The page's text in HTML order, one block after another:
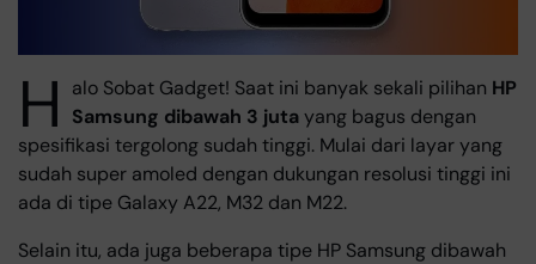
H alo Sobat Gadget! Saat ini banyak sekali pilihan HP
Samsung dibawah 3 jutayang bagus dengan
spesifikasi tergolong sudah tinggi. Mulai dari layar yang
sudah super amoled dengan dukungan resolusi tinggi ini
ada di tipe Galaxy A22, M32 dan M22.
Selain itu, ada juga beberapa tipe HP Samsung dibawah